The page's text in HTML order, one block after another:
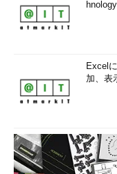
Excel
加、表